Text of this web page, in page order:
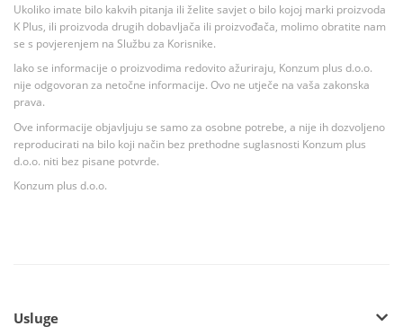
Ukoliko imate bilo kakvih pitanja ili želite savjet o bilo kojoj marki proizvoda
K Plus, ili proizvoda drugih dobavljača ili proizvođača, molimo obratite nam
se s povjerenjem na Službu za Korisnike.
Iako se informacije o proizvodima redovito ažuriraju, Konzum plus d.o.o.
nije odgovoran za netočne informacije. Ovo ne utječe na vaša zakonska
prava.
Ove informacije objavljuju se samo za osobne potrebe, a nije ih dozvoljeno
reproducirati na bilo koji način bez prethodne suglasnosti Konzum plus
d.o.o. niti bez pisane potvrde.
Konzum plus d.o.o.
Usluge